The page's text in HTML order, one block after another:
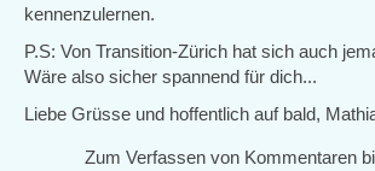
kennenzulernen.
P.S: Von Transition-Zürich hat sich auch
Wäre also sicher spannend für dich...
Liebe Grüsse und hoffentlich auf bald,
Zum Verfassen von Kommentaren